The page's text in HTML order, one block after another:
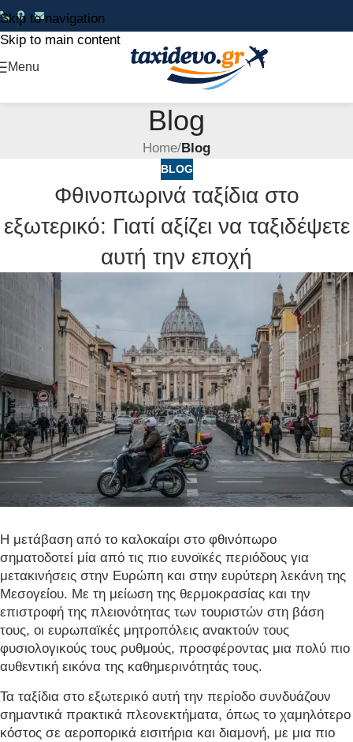
Skip to navigation
Skip to main content
Menu
Blog
Home/Blog
BLOG
Φθινοπωρινά ταξίδια στο
εξωτερικό: Γιατί αξίζει να ταξιδέψετε
αυτή την εποχή
Η μετάβαση από το καλοκαίρι στο φθινόπωρο
σηματοδοτεί μία από τις πιο ευνοϊκές περιόδους για
μετακινήσεις στην Ευρώπη και στην ευρύτερη λεκάνη της
Μεσογείου. Με τη μείωση της θερμοκρασίας και την
επιστροφή της πλειονότητας των τουριστών στη βάση
τους, οι ευρωπαϊκές μητροπόλεις ανακτούν τους
φυσιολογικούς τους ρυθμούς, προσφέροντας μια πολύ πιο
αυθεντική εικόνα της καθημερινότητάς τους.
Τα ταξίδια στο εξωτερικό αυτή την περίοδο συνδυάζουν
σημαντικά πρακτικά πλεονεκτήματα, όπως το χαμηλότερο
κόστος σε αεροπορικά εισιτήρια και διαμονή, με μια πιο